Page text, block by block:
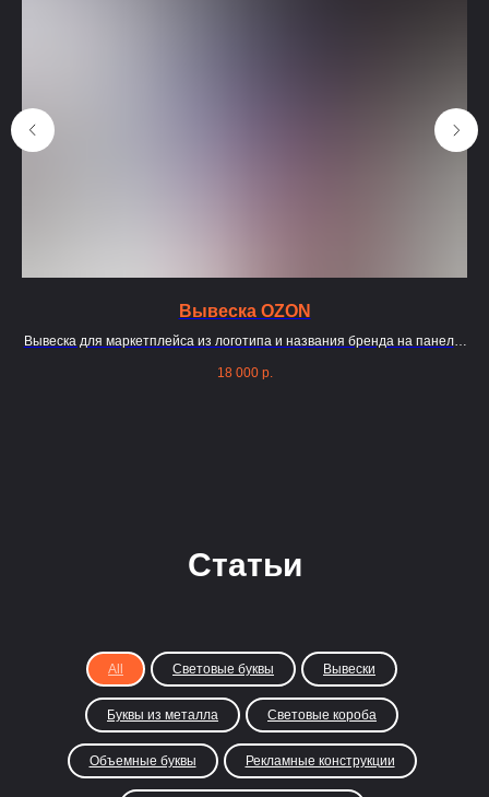
Вывеска OZON
Вывеска для маркетплейса из логотипа и названия бренда на панели-
18 000 р.
Статьи
All Световые буквы Вывески
Буквы из металла Световые короба
Объемные буквы Рекламные конструкции